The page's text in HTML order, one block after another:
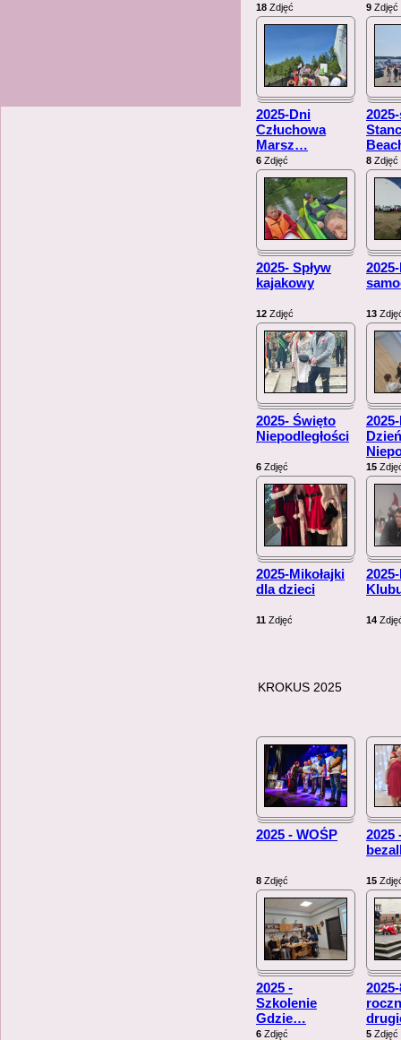
18 Zdjęć 9 Zdjęć
2025-Dni
Człuchowa
Marsz…
6 Zdjęć 8 Zdjęć
2025- Spływ
kajakowy
12 Zdjęć 13
2025- Święto
Niepodległości
6 Zdjęć
Dzień
15
2025-Mikołajki
dla dzieci
11 Zdjęć 14
KROKUS 2025
2025 - WOŚP
8 Zdjęć
2025
15
2025 -
Szkolenie
Gdzie…
6 Zdjęć 5 Zdjęć